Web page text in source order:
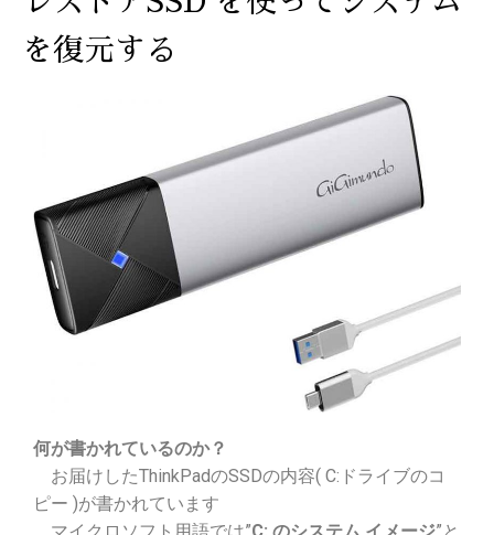
を復元する
何が書かれているのか？
お届けしたThinkPadのSSDの内容( C:ドライブのコ
ピー )が書かれています